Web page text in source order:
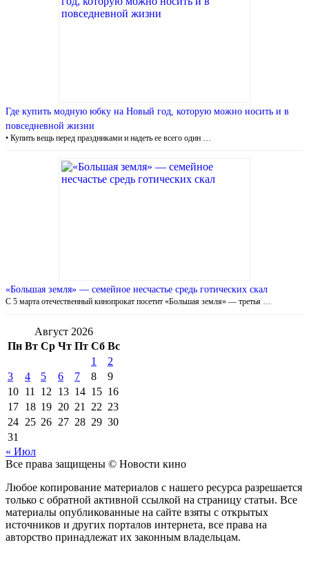
Где купить модную юбку на Новый год, которую можно носить и в
повседневной жизни
• Купить вещь перед праздниками и надеть ее всего один …
«Большая земля» — семейное несчастье средь готических скал
С 5 марта отечественный кинопрокат посетит «Большая земля» — третья …
Август 2026
Пн Вт Ср Чт Пт Сб Вс
1
2
3
4 5 6 7 8
9
10 11 12 13 14 15 16
17 18 19 20 21 22 23
24 25 26 27 28 29 30
31
« Июл
Все права защищены © Новости кино
Любое копирование материалов с нашего ресурса разрешается
только с обратной активной ссылкой на страницу статьи. Все
материалы опубликованные на сайте взяты с открытых
источников и других порталов интернета, все права на
авторство принадлежат их законным владельцам.